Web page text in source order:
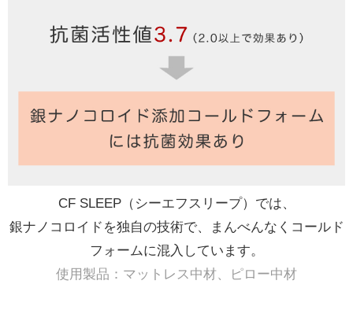
CF SLEEP（シーエフスリープ）では、
銀ナノコロイドを独自の技術で、まんべんなくコールド
フォームに混入しています。
使用製品：マットレス中材、ピロー中材